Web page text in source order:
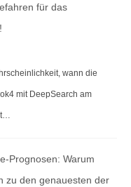
für das
wann die
mit DeepSearch am
Prognosen: Warum
zu den genauesten der